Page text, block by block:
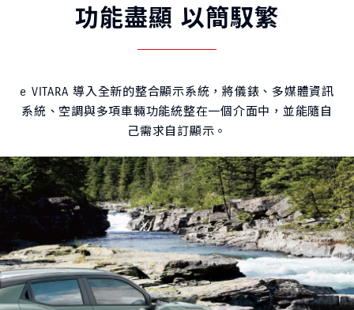
功能盡顯 以簡馭繁
e VITARA 導入全新的整合顯示系統，將儀錶、多媒體資訊
系統、空調與多項車輛功能統整在一個介面中，並能隨自
己需求自訂顯示。